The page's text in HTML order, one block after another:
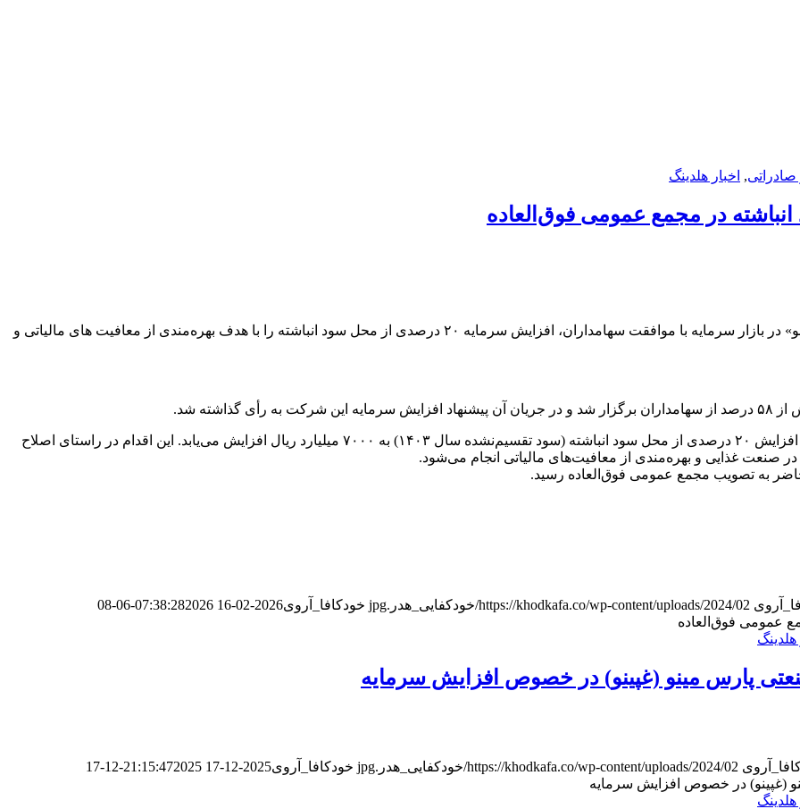
صادراتی, اخبار هلدینگ
در مجمع عمومی فوق‌العاده
مجمع عمومی فوق‌العاده شرکت صنایع غذایی مینو شرق با نماد «غمینو» در بازار سرمایه با موافقت سهامداران، افزایش سرمایه ۲۰ درصدی از محل سود انباشته را با هدف بهره‌مندی از معافیت های مالیاتی و
شد.
بر اساس مصوبه مجمع، سرمایه شرکت از مبلغ ۵۸۵۰ میلیارد ریال با افزایش ۲۰ درصدی از محل سود انباشته (سود تقسیم‌نشده سال ۱۴۰۳) به ۷۰۰۰ میلیارد ریال افزایش می‌یابد. این اقدام در راستای اصلاح
صنعت غذایی و بهره‌مندی از معافیت‌های مالیاتی انجام می‌شود.
به تصویب مجمع عمومی فوق‌العاده رسید.
https://khodkafa.co/wp-content/uploads/2024/02/خودکفایی_هدر.jpg خودکافا_آر‌وی2026-02-16 07:38:28
2026-06-08
عمومی فوق‌العاده
هلدینگ
پارس مینو (غپینو) در خصوص افزایش سرمایه
https://khodkafa.co/wp-content/uploads/2024/02/خودکفایی_هدر.jpg خودکافا_آر‌وی2025-12-17 21:15:47
2025-12-17
(غپینو) در خصوص افزایش سرمایه
هلدینگ